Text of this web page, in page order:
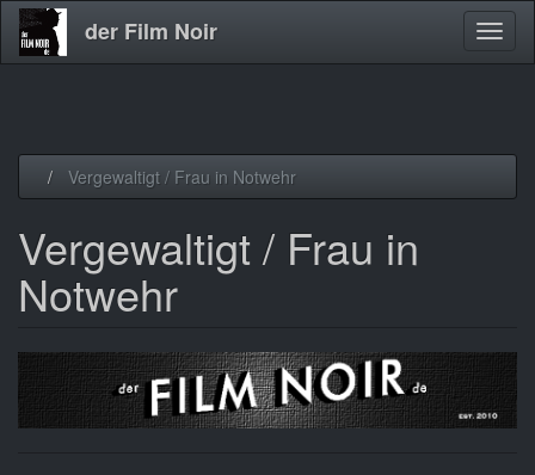
der Film Noir
Vergewaltigt / Frau in Notwehr
Vergewaltigt / Frau in
Notwehr